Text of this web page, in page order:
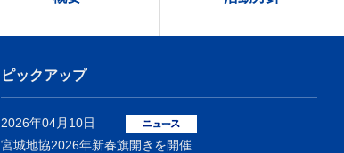
ピックアップ
2026年04月10日
宮城地協2026年新春旗開きを開催